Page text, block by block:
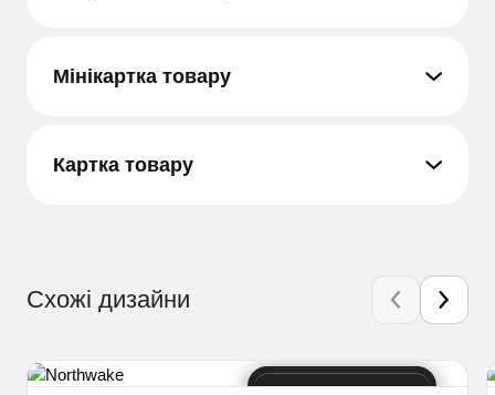
Мінікартка товару
Картка товару
Схожі дизайни